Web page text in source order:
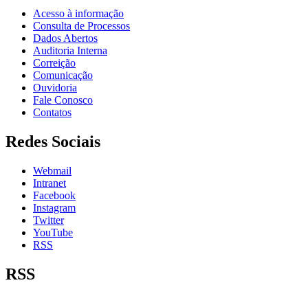
Acesso à informação
Consulta de Processos
Dados Abertos
Auditoria Interna
Correição
Comunicação
Ouvidoria
Fale Conosco
Contatos
Redes Sociais
Webmail
Intranet
Facebook
Instagram
Twitter
YouTube
RSS
RSS